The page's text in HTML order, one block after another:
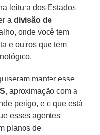
leitura dos Estados
adivisão de
onde você tem
e outros que tem
manter esse
, aproximação com a
perigo, e o que está
esses agentes
planos de